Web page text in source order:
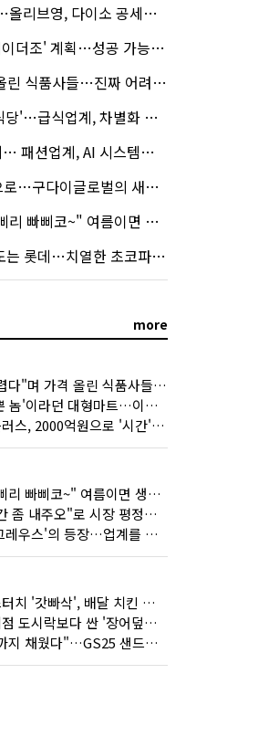
, 다이소 공세에 '가성비'로 맞불
' 계획…성공 가능성은 '글쎄'
품사들…진짜 어려운 거 맞아?
식업계, 차별화 경쟁 본격화
션업계, AI 시스템화 박차
다이글로벌의 새로운 투자법
~" 여름이면 생각나는 그 노래
롯데…치열한 초코파이 대전
more
"어렵다"며 가격 올린 식품사들…진짜 어려운 거 맞아?
'나쁜 놈'이라던 대형마트…이젠 '불쌍한 놈' 됐다
홈플러스, 2000억원으로 '시간'을 샀다
"삐삐리 빠삐코~" 여름이면 생각나는 그 노래
"시간 좀 내주오"로 시장 평정한 하이마트
'빙그레우스'의 등장…업계를 흔든 '세계관' 마케팅
맘스터치 '갓빠삭', 배달 치킨 선입견을 바꿨다
편의점 도시락보다 싼 '장어덮밥'…오뚜기가 해냈다
"끝까지 채웠다"…GS25 샌드위치의 달라진 '속'사정